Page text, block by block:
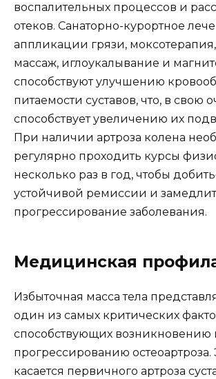
воспалительных процессов и
отеков. Санаторно-курортное
аппликации грязи,
массаж, иглоукалывание и
способствуют улучшению
питаемости суставов, что, в свою
способствует увеличению их
При наличии артроза колена
регулярно проходить курсы
несколько раз в год, чтобы
устойчивой ремиссии и
прогрессирование заболевания.
Медицинская
Избыточная масса тела
один из самых критических
способствующих возникновению
прогрессированию остеоартроза.
касается первичного артроза